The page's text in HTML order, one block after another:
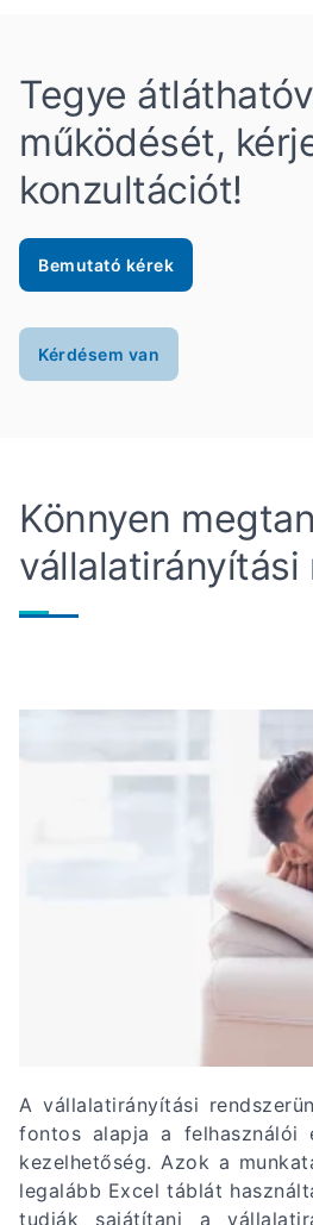
Tegye
működését,
konzultációt!
Bemutató kérek
Kérdésem van
Könnyen
vállalatirányítási
A vállalatirányítási
fontos alapja a felhasználói
kezelhetőség. Azok a
legalább Excel táblát
tudják sajátítani a